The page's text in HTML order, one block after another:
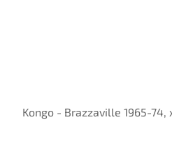
Kongo - Brazzaville 1965-74,